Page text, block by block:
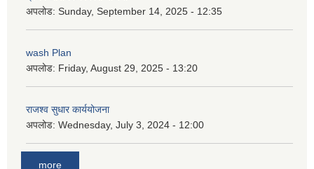
अपलोड: Sunday, September 14, 2025 - 12:35
wash Plan
अपलोड: Friday, August 29, 2025 - 13:20
राजश्व सुधार कार्ययोजना
अपलोड: Wednesday, July 3, 2024 - 12:00
more